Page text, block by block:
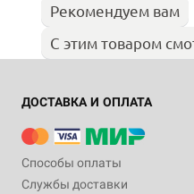
Рекомендуем вам
С этим товаром
ДОСТАВКА И ОПЛАТА
Способы оплаты
Службы доставки